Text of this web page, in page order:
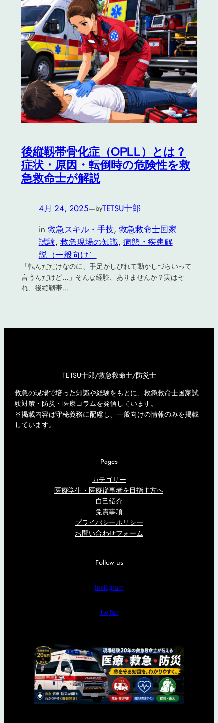
後縦靱帯骨化症（OPLL）とは？
症状・原因・転倒時の危険性を救
急救命士が解説
4月 24, 2025—byTETSU十郎
in 救急スキル・手技, 救急救命士国家
試験, 救急現場の知識, 病態・疾患解
説（一般向け）
「転んだだけなのに、手足がしびれて動かしづらいって
言うんだけど…」そんな経験、ありませんか？実はそ
れ、後縦靱帯…
TETSU十郎/救急救命士/防災士
救急の現場で培った知識や経験をもとに、救急救命士国家試
験対策・防災・医療コラムを発信しています。
※掲載内容は守秘義務に配慮し、一般向けの情報のみを掲載
しています。
Pages
カテゴリー
医療学生・医療従事者を目指す方へ
自己紹介
免責事項
プライバシーポリシー
お問い合わせフォーム
Follow us
Instagram
Twitter